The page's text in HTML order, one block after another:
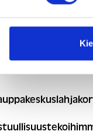
naisten
laadukkailta
Icepeak,